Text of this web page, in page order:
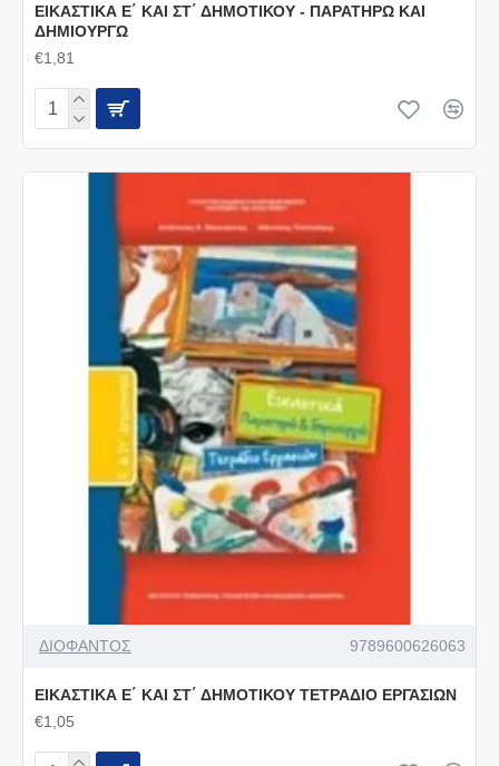
ΕΙΚΑΣΤΙΚΑ Ε΄ ΚΑΙ ΣΤ΄ ΔΗΜΟΤΙΚΟΥ - ΠΑΡΑΤΗΡΩ ΚΑΙ
ΔΗΜΙΟΥΡΓΩ
€1,81
ΔΙΟΦΑΝΤΟΣ 9789600626063
ΕΙΚΑΣΤΙΚΑ Ε΄ ΚΑΙ ΣΤ΄ ΔΗΜΟΤΙΚΟΥ ΤΕΤΡΑΔΙΟ ΕΡΓΑΣΙΩΝ
€1,05